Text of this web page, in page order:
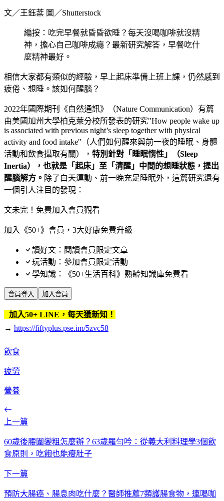
文／王鈺棻 圖／Shutterstock
編按：吃完早餐就昏昏欲睡？每天沒喝咖啡就沒精
神，擔心自己咖啡成癮？最新研究解答，早餐吃什
麼精神最好。
相信大家都有類似的經驗，早上起床準備上班上課，仍然感到
疲倦、想睡。該如何醒腦？
2022年國際期刊《自然通訊》（Nature Communication）有篇
由美國加州大學柏克萊分校所發表的研究"How people wake up
is associated with previous night’s sleep together with physical
activity and food intake"（人們如何醒來與前一夜的睡眠、身體
活動和飲食攝取有關）， 特別針對「睡眠惰性」（Sleep
Inertia），也就是「起床」至「清醒」中間的想睡狀態，提出
醒腦解方。 除了白天運動、前一晚充足睡眠外，這篇研究還有
一個引人注目的發現：
文未完！免費加入會員觀看
加入《50+》會員，3大好康免費升級
讀好文：閱讀會員限定文章
玩活動：參加會員限定活動
學知識：《50+生活百科》熟齡知識庫免費看
會員登入 加入會員
加入50+ LINE，每天獲新知！
→ https://fiftyplus.pse.im/5zvc58
飲食
疲勞
營養
上一篇
60歲後腰圍變粗怎麼辦？63歲羅勻吟：從義大利料理學3個飲
食原則，吃飽也能瘦肚子
下一篇
預防大腸癌、腸息肉吃什麼？醫師推薦7類護腸食物，連喝咖